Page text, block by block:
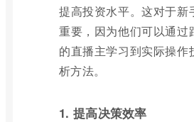
提高投资水平。这对于新
重要，因为他们可以通过
的直播主学习到实际操作
析方法。
1. 提高决策效率